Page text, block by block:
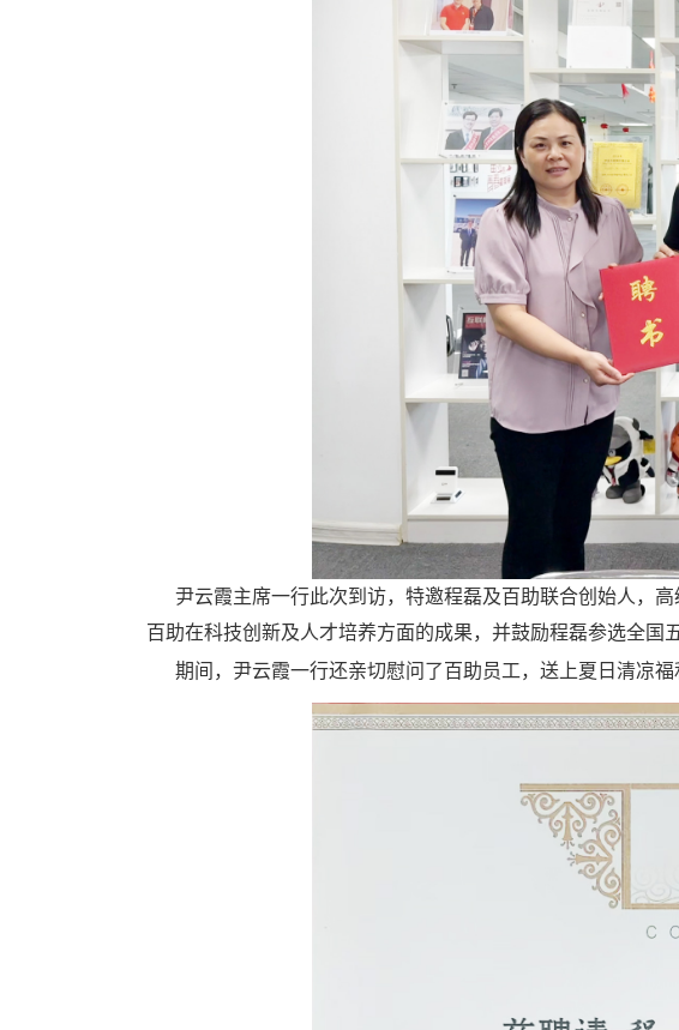
尹云霞主席一行此次到访，特邀程磊及百助联合创始人，
百助在科技创新及人才培养方面的成果，并鼓励程磊参选全国
期间，尹云霞一行还亲切慰问了百助员工，送上夏日清凉福